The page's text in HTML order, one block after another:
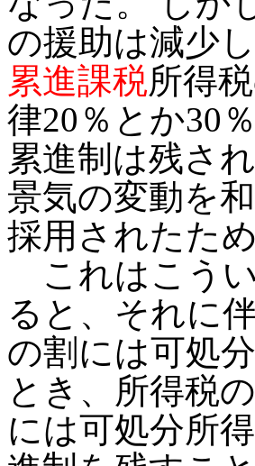
の援助は減少
累進課税所得
律20％とか30
累進制は残さ
景気の変動を
採用されたため
これはこう
ると、それに
の割には可処
とき、所得税
には可処分所